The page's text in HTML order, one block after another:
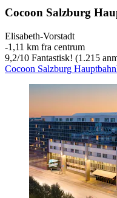
Cocoon Salzburg
Elisabeth-Vorstadt
‐1,11 km fra centrum
9,2/10 Fantastisk! (1.215
Cocoon Salzburg